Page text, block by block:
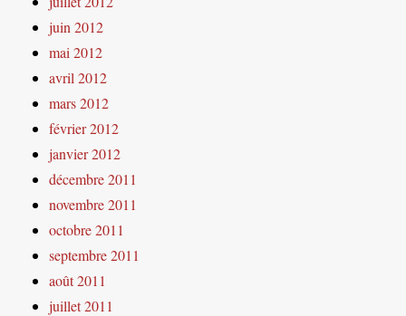
juin 2012
mai 2012
avril 2012
mars 2012
février 2012
janvier 2012
décembre 2011
novembre 2011
octobre 2011
septembre 2011
août 2011
juillet 2011